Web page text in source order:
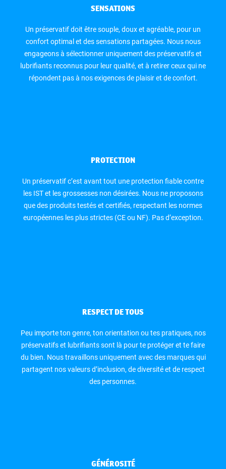
SENSATIONS
Un préservatif doit être souple, doux et agréable, pour un
confort optimal et des sensations partagées. Nous nous
engageons à sélectionner uniquement des préservatifs et
lubrifiants reconnus pour leur qualité, et à retirer ceux qui ne
répondent pas à nos exigences de plaisir et de confort.
PROTECTION
Un préservatif c’est avant tout une protection fiable contre
les IST et les grossesses non désirées. Nous ne proposons
que des produits testés et certifiés, respectant les normes
européennes les plus strictes (CE ou NF). Pas d’exception.
RESPECT DE TOUS
Peu importe ton genre, ton orientation ou tes pratiques, nos
préservatifs et lubrifiants sont là pour te protéger et te faire
du bien. Nous travaillons uniquement avec des marques qui
partagent nos valeurs d’inclusion, de diversité et de respect
des personnes.
GÉNÉROSITÉ